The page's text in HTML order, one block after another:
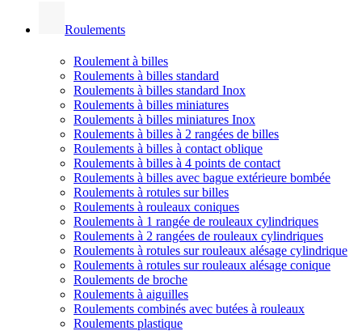
Roulements
Roulement à billes
Roulements à billes standard
Roulements à billes standard Inox
Roulements à billes miniatures
Roulements à billes miniatures Inox
Roulements à billes à 2 rangées de billes
Roulements à billes à contact oblique
Roulements à billes à 4 points de contact
Roulements à billes avec bague extérieure bombée
Roulements à rotules sur billes
Roulements à rouleaux coniques
Roulements à 1 rangée de rouleaux cylindriques
Roulements à 2 rangées de rouleaux cylindriques
Roulements à rotules sur rouleaux alésage cylindrique
Roulements à rotules sur rouleaux alésage conique
Roulements de broche
Roulements à aiguilles
Roulements combinés avec butées à rouleaux
Roulements plastique